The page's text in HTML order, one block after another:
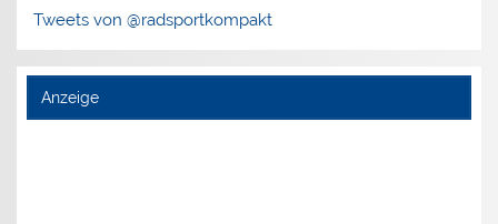
Tweets von @radsportkompakt
Anzeige